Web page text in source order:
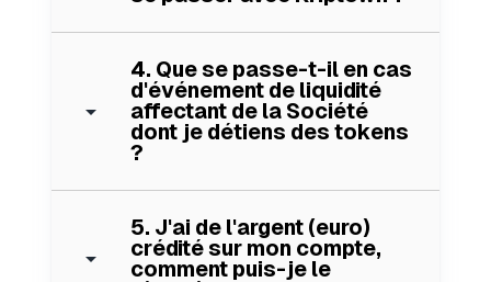
arrow_drop_down
4. Que se passe-t-il en cas
d'événement de liquidité
affectant de la Société
dont je détiens des tokens
?
arrow_drop_down
5. J'ai de l'argent (euro)
crédité sur mon compte,
comment puis-je le